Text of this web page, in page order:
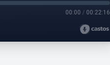
00:00 / 00:22:16